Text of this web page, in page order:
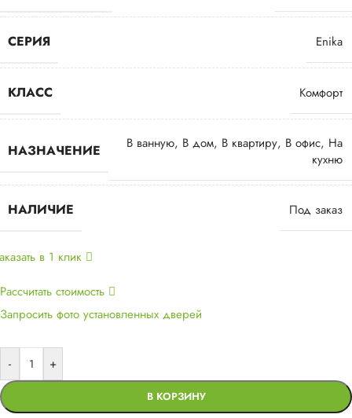
СЕРИЯ Enika
КЛАСС Комфорт
НАЗНАЧЕНИЕ В ванную, В дом, В квартиру, В офис, На
кухню
НАЛИЧИЕ Под заказ
в 1 клик
Рассчитать стоимость
Запросить фото установленных дверей
- +
В КОРЗИНУ